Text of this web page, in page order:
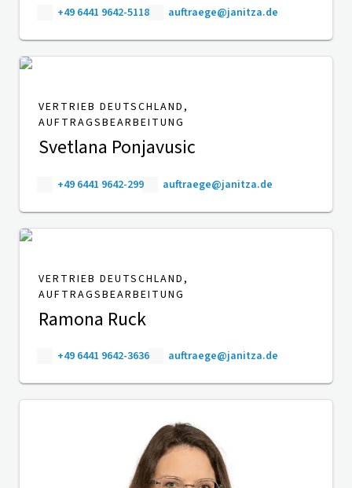
+49 6441 9642-5118 auftraege@janitza.de
VERTRIEB DEUTSCHLAND,
AUFTRAGSBEARBEITUNG
Svetlana Ponjavusic
+49 6441 9642-299 auftraege@janitza.de
VERTRIEB DEUTSCHLAND,
AUFTRAGSBEARBEITUNG
Ramona Ruck
+49 6441 9642-3636 auftraege@janitza.de